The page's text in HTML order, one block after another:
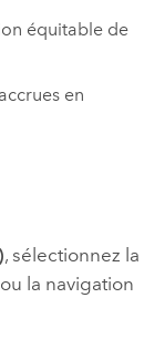
équitable de
en
, sélectionnez la
la navigation